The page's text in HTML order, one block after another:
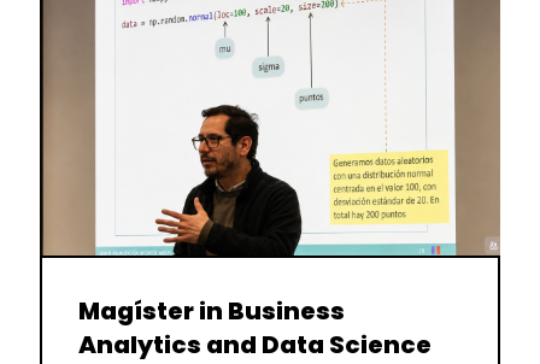
Magíster in Business
Analytics and Data Science